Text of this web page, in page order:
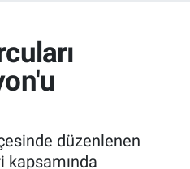
düzenlenen
kapsamında